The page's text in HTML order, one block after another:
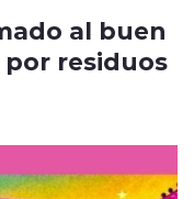
al buen
residuos